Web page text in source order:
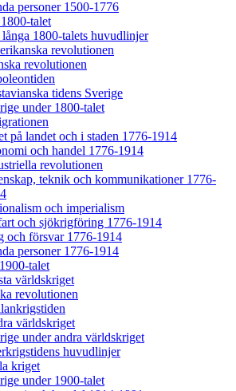
personer 1500-1776
talet
1800-talets huvudlinjer
revolutionen
revolutionen
tidens Sverige
under 1800-talet
på landet och i staden 1776-1914
och handel 1776-1914
revolutionen
teknik och kommunikationer 1776-
och imperialism
och sjökrigföring 1776-1914
och försvar 1776-1914
personer 1776-1914
talet
världskriget
revolutionen
världskriget
under andra världskriget
huvudlinjer
kriget
under 1900-talet